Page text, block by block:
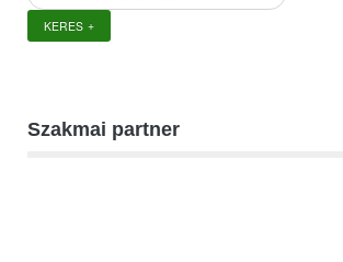
a
weboldalon
KERES
Szakmai partner